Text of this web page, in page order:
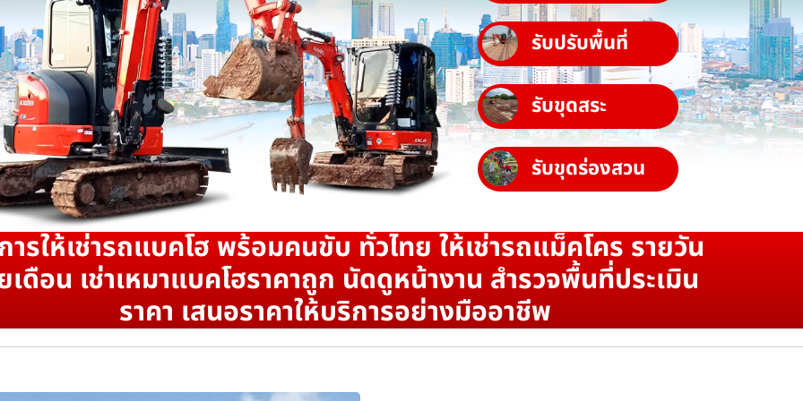
รับปรับพื้นที่
รับขุดสระ
รับขุดร่องสวน
ารให้เช่ารถแบคโฮ พร้อมคนขับ ทั่วไทย ให้เช่ารถแม็คโคร รายวัน
เดือน เช่าเหมาแบคโฮราคาถูก นัดดูหน้างาน สำรวจพื้นที่ประเมิน
ราคา เสนอราคาให้บริการอย่างมืออาชีพ